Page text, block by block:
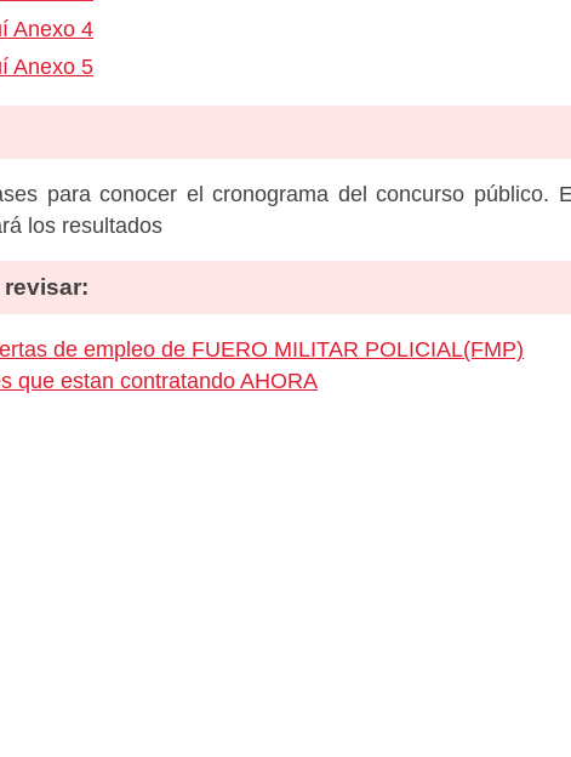
Anexo 4
Anexo 5
para conocer el cronograma del concurso público.
los resultados
de empleo de FUERO MILITAR POLICIAL(FMP)
que estan contratando AHORA